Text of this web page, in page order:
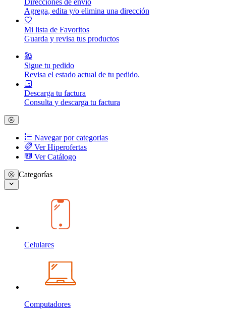
Direcciones de envio
Agrega, edita y/o elimina una dirección
Mi lista de Favoritos
Guarda y revisa tus productos
Sigue tu pedido
Revisa el estado actual de tu pedido.
Descarga tu factura
Consulta y descarga tu factura
Navegar por categorias
Ver Hiperofertas
Ver Catálogo
Categorías
Celulares
Computadores